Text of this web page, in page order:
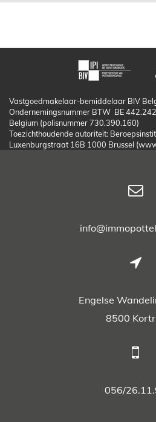
Vastgoedmakelaar-bemiddelaar BIV
Ondernemingsnummer BTW BE
Belgium (polisnummer 730.390.160)
Toezichthoudende autoriteit:
Luxenburgstraat 16B 1000 Brussel
Engelse
8500
056/